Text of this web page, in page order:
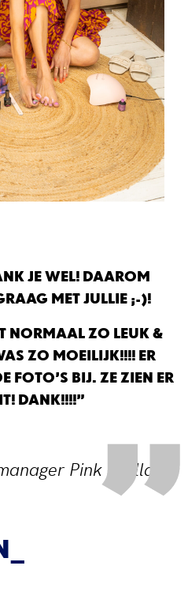
JE WEL! DAAROM
MET JULLIE ;-)!
NORMAAL ZO LEUK &
ZO MOEILIJK!!!! ER
FOTO’S BIJ. ZE ZIEN ER
DANK!!!!”
Pink Gelllac